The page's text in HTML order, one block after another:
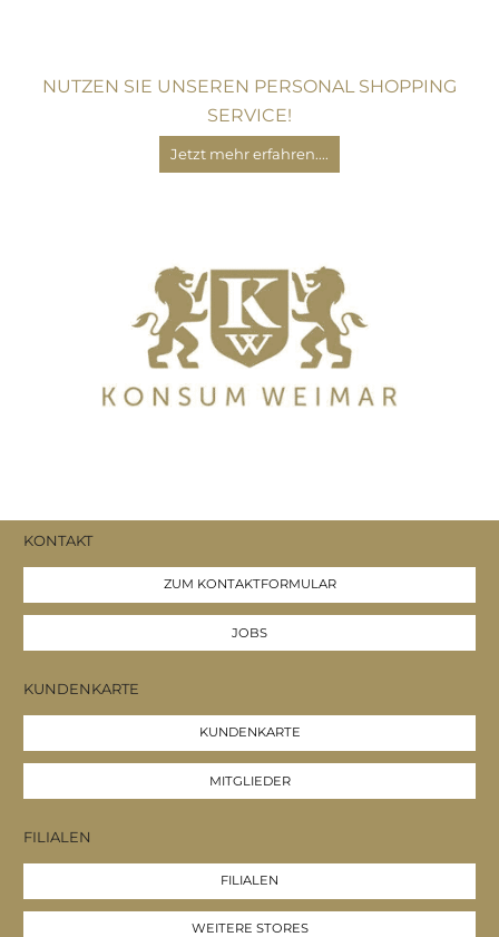
NUTZEN SIE UNSEREN PERSONAL SHOPPING
SERVICE!
Jetzt mehr erfahren....
KONTAKT
ZUM KONTAKTFORMULAR
JOBS
KUNDENKARTE
KUNDENKARTE
MITGLIEDER
FILIALEN
FILIALEN
WEITERE STORES